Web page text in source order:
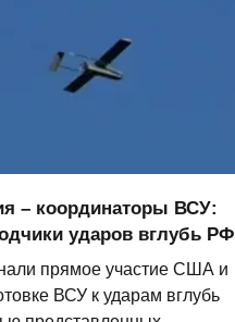
– координаторы ВСУ:
ударов вглубь РФ
прямое участие США и
ВСУ к ударам вглубь